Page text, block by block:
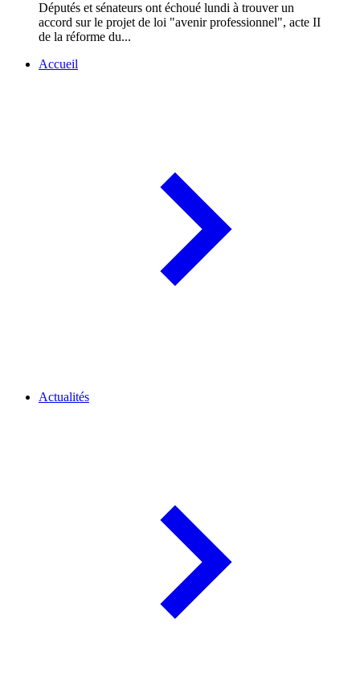
Députés et sénateurs ont échoué lundi à trouver un
accord sur le projet de loi "avenir professionnel", acte II
de la réforme du...
Accueil
Actualités